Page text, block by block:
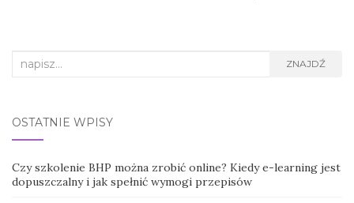
Search
ZNAJDŹ
OSTATNIE WPISY
Czy szkolenie BHP można zrobić online? Kiedy e-learning jest
dopuszczalny i jak spełnić wymogi przepisów